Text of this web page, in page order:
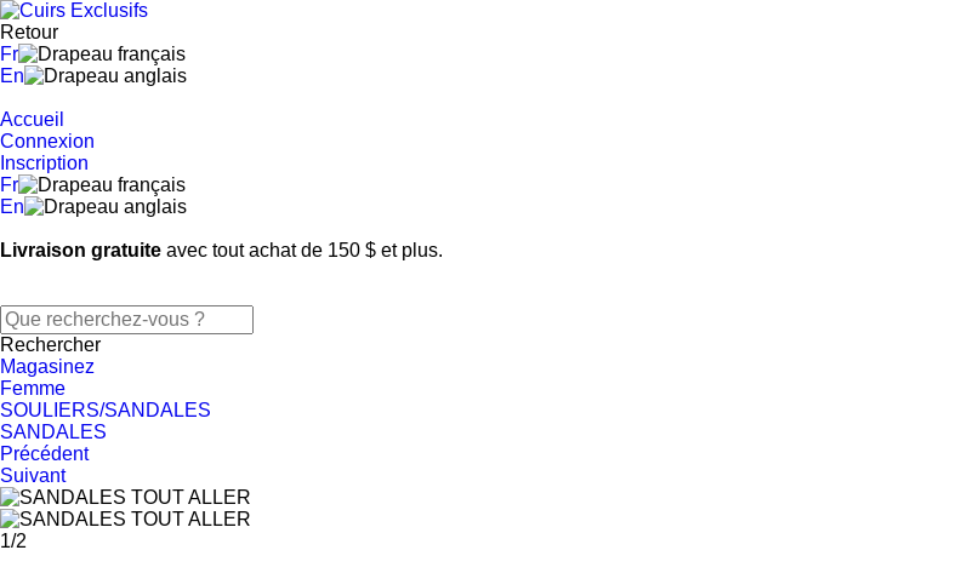
Retour
Fr
En
Accueil
Connexion
Inscription
Fr
En
Livraison gratuite avec tout achat de 150 $ et plus.
Rechercher
Magasinez
Femme
SOULIERS/SANDALES
SANDALES
Précédent
Suivant
1/2